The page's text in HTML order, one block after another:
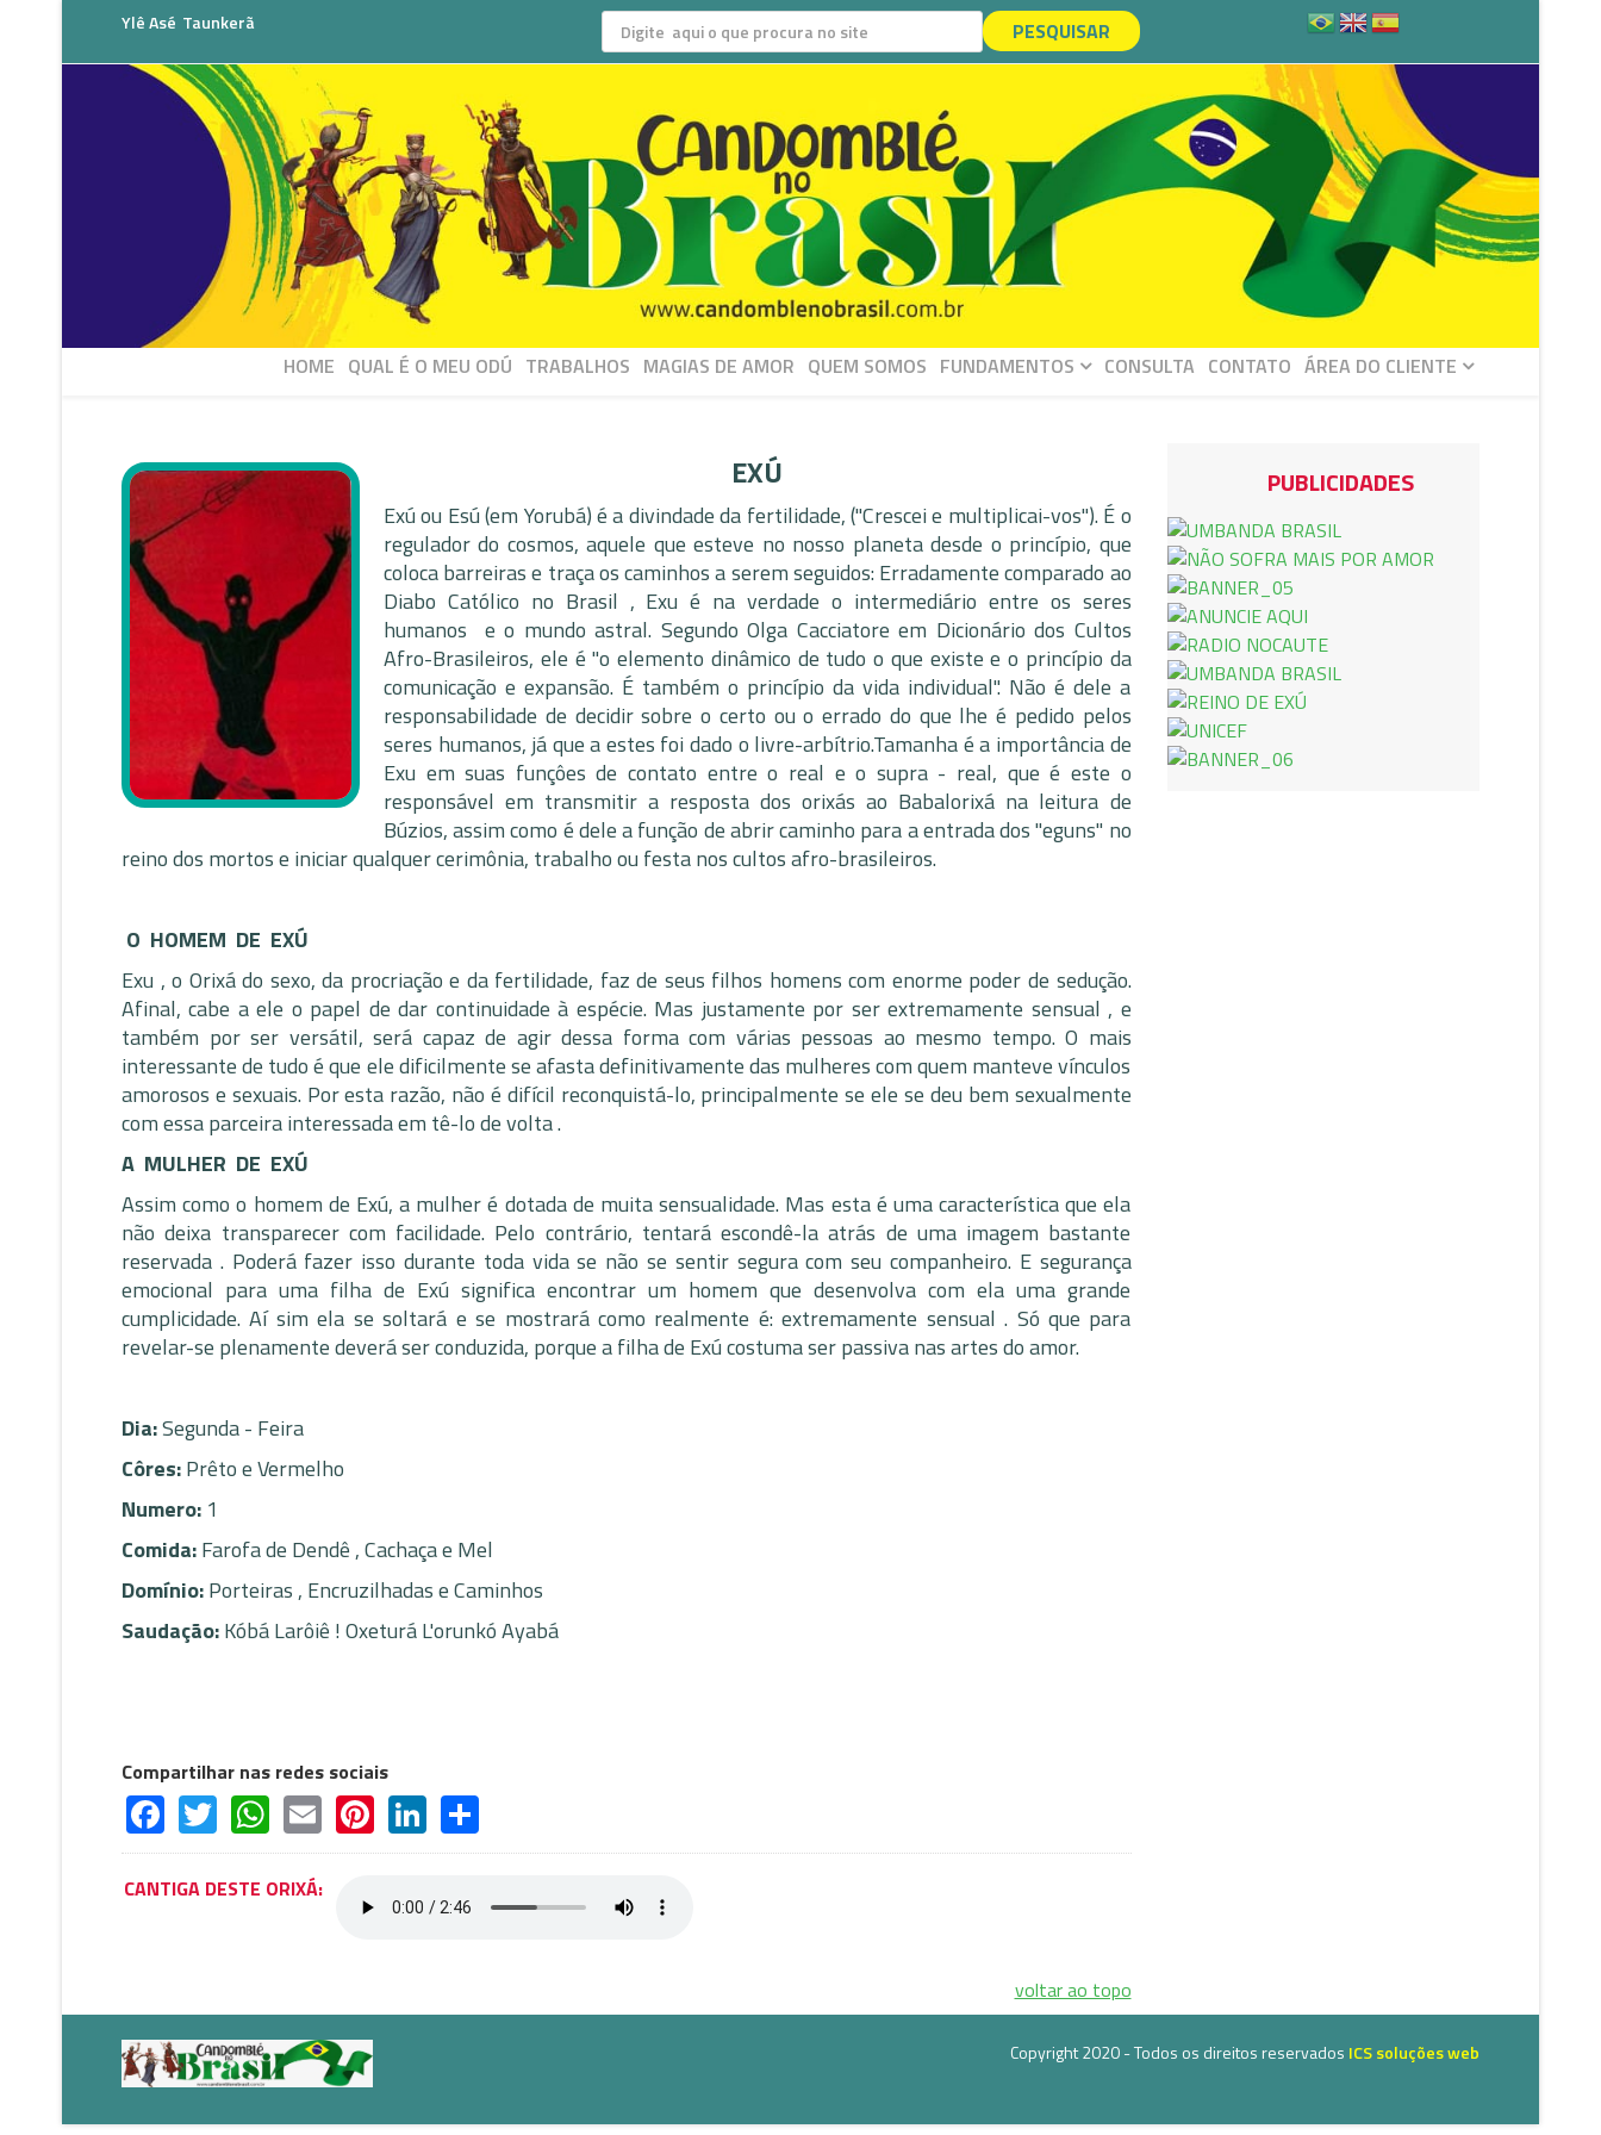
Ylê Asé Taunkerã PESQUISAR
HOME QUAL É O MEU ODÚ TRABALHOS MAGIAS DE AMOR QUEM SOMOS FUNDAMENTOS CONSULTA CONTATO ÁREA DO CLIENTE
EXÚ
Exú ou Esú (em Yorubá) é a divindade da fertilidade, ("Crescei e multiplicai-vos"). É o
regulador do cosmos, aquele que esteve no nosso planeta desde o princípio, que
coloca barreiras e traça os caminhos a serem seguidos: Erradamente comparado ao
Diabo Católico no Brasil , Exu é na verdade o intermediário entre os seres
humanos e o mundo astral. Segundo Olga Cacciatore em Dicionário dos Cultos
Afro-Brasileiros, ele é "o elemento dinâmico de tudo o que existe e o princípio da
comunicação e expansão. É também o princípio da vida individual". Não é dele a
responsabilidade de decidir sobre o certo ou o errado do que lhe é pedido pelos
seres humanos, já que a estes foi dado o livre-arbítrio.Tamanha é a importância de
Exu em suas funçôes de contato entre o real e o supra - real, que é este o
responsável em transmitir a resposta dos orixás ao Babalorixá na leitura de
Búzios, assim como é dele a função de abrir caminho para a entrada dos "eguns" no
reino dos mortos e iniciar qualquer cerimônia, trabalho ou festa nos cultos afro-brasileiros.
O HOMEM DE EXÚ
Exu , o Orixá do sexo, da procriação e da fertilidade, faz de seus filhos homens com enorme poder de sedução.
Afinal, cabe a ele o papel de dar continuidade à espécie. Mas justamente por ser extremamente sensual , e
também por ser versátil, será capaz de agir dessa forma com várias pessoas ao mesmo tempo. O mais
interessante de tudo é que ele dificilmente se afasta definitivamente das mulheres com quem manteve vínculos
amorosos e sexuais. Por esta razão, não é difícil reconquistá-lo, principalmente se ele se deu bem sexualmente
com essa parceira interessada em tê-lo de volta .
A MULHER DE EXÚ
Assim como o homem de Exú, a mulher é dotada de muita sensualidade. Mas esta é uma característica que ela
não deixa transparecer com facilidade. Pelo contrário, tentará escondê-la atrás de uma imagem bastante
reservada . Poderá fazer isso durante toda vida se não se sentir segura com seu companheiro. E segurança
emocional para uma filha de Exú significa encontrar um homem que desenvolva com ela uma grande
cumplicidade. Aí sim ela se soltará e se mostrará como realmente é: extremamente sensual . Só que para
revelar-se plenamente deverá ser conduzida, porque a filha de Exú costuma ser passiva nas artes do amor.
Dia:Segunda - Feira
Côres:Prêto e Vermelho
Numero: 1
Comida:Farofa de Dendê , Cachaça e Mel
Domínio:Porteiras , Encruzilhadas e Caminhos
Saudação:Kóbá Larôiê ! Oxeturá L'orunkó Ayabá
Compartilhar nas redes sociais
Facebook
TwitterWhatsApp
EmailPinterest
LinkedIn
CANTIGA DESTE ORIXÁ:
voltar ao topo
PUBLICIDADES
Copyright 2020 - Todos os direitos reservados ICS soluções web